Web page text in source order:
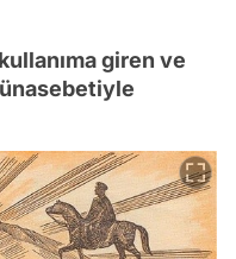
giren ve